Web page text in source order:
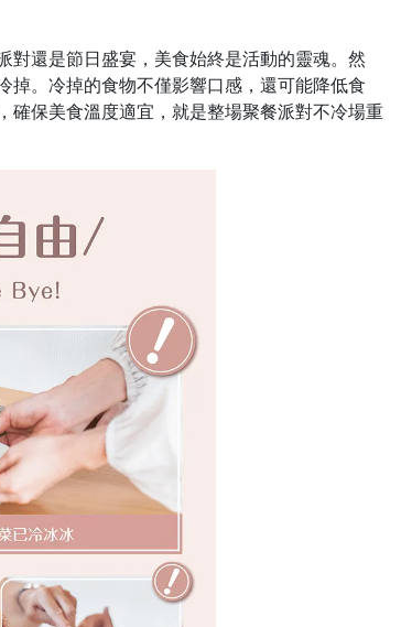
對還是節日盛宴，美食始終是活動的靈魂。然
掉。冷掉的食物不僅影響口感，還可能降低食
確保美食溫度適宜，就是整場聚餐派對不冷場重